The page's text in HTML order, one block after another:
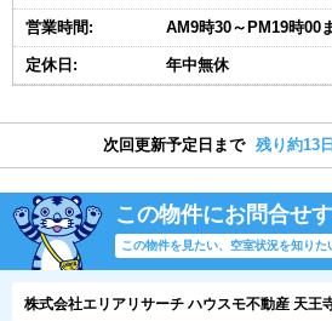
営業時間: AM9時30～PM19時00
定休日: 年中無休
次回更新予定日まで 残り約13
この物件にお問合せ
この物件を見たい、空室状況を知りた
株式会社エリアリサーチ ハウスモ不動産 天王